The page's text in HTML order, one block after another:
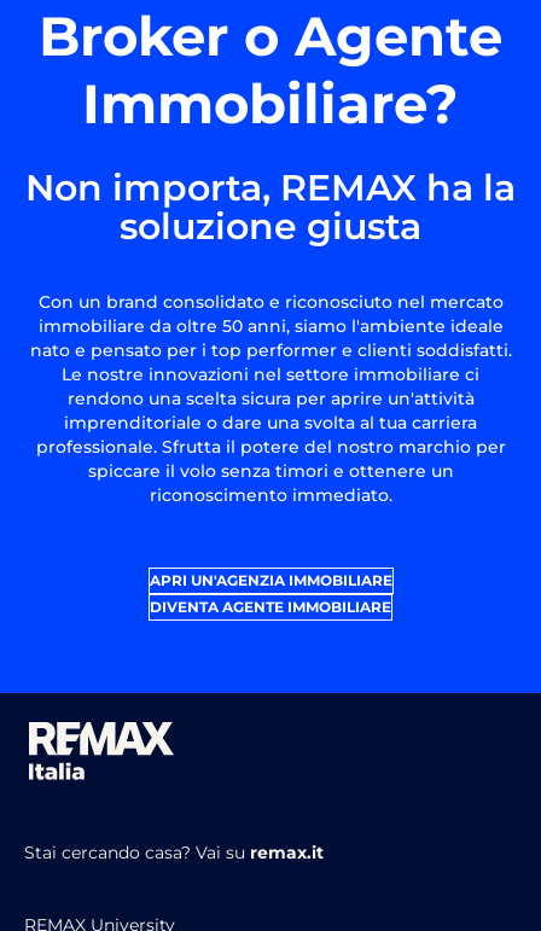
Broker o Agente
Immobiliare?
Non importa, REMAX ha la
soluzione giusta
Con un brand consolidato e riconosciuto nel mercato
immobiliare da oltre 50 anni, siamo l'ambiente ideale
nato e pensato per i top performer e clienti soddisfatti.
Le nostre innovazioni nel settore immobiliare ci
rendono una scelta sicura per aprire un'attività
imprenditoriale o dare una svolta al tua carriera
professionale. Sfrutta il potere del nostro marchio per
spiccare il volo senza timori e ottenere un
riconoscimento immediato.
APRI UN'AGENZIA IMMOBILIARE
DIVENTA AGENTE IMMOBILIARE
Stai cercando casa? Vai su remax.it
REMAX University